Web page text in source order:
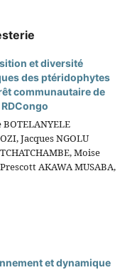
et diversité
des ptéridophytes
communautaire de
Jacques NGOLU
Moise
AKAWA MUSABA,
et dynamique